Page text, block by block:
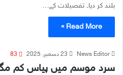
بلند کر دیا۔ تفصیلات کے…
Read More »
News Editor 23 دسمبر, 2025 83
سرد موسم میں پیاس کم مگر